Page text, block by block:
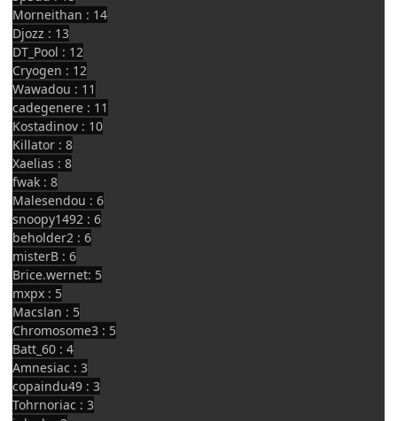
Morneithan : 14
Djozz : 13
DT_Pool : 12
Cryogen : 12
Wawadou : 11
cadegenere : 11
Kostadinov : 10
Killator : 8
Xaelias : 8
fwak : 8
Malesendou : 6
snoopy1492 : 6
beholder2 : 6
misterB : 6
Brice.wernet: 5
mxpx : 5
Macslan : 5
Chromosome3 : 5
Batt_60 : 4
Amnesiac : 3
copaindu49 : 3
Tohrnoriac : 3